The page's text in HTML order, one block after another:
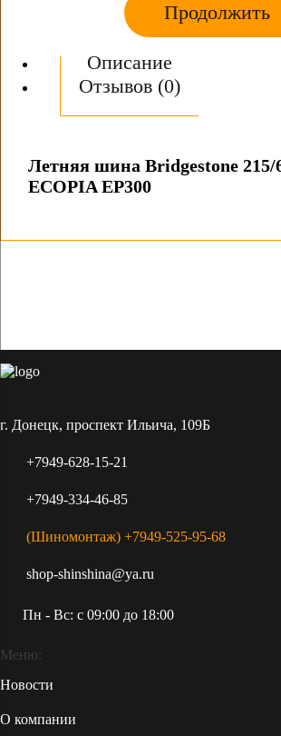
Продолжить
Описание
Отзывов (0)
Летняя шина Bridgestone 215/
ECOPIA EP300
г. Донецк, проспект Ильича, 109Б
+7949-628-15-21
+7949-334-46-85
(Шиномонтаж) +7949-525-95-68
shop-shinshina@ya.ru
Пн - Вс: c 09:00 до 18:00
Меню:
Новости
О компании